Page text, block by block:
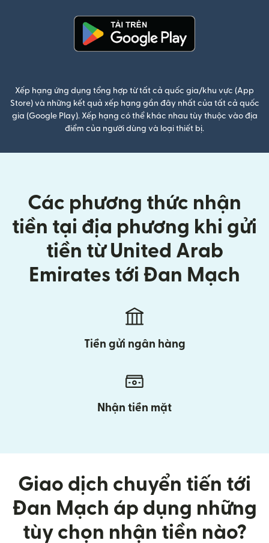
Xếp hạng ứng dụng tổng hợp từ tất cả quốc gia/khu vực (App
Store) và những kết quả xếp hạng gần đây nhất của tất cả quốc
gia (Google Play). Xếp hạng có thể khác nhau tùy thuộc vào địa
điểm của người dùng và loại thiết bị.
Các phương thức nhận
tiền tại địa phương khi gửi
tiền từ United Arab
Emirates tới Đan Mạch
Tiền gửi ngân hàng
Nhận tiền mặt
Giao dịch chuyển tiến tới
Đan Mạch áp dụng những
tùy chọn nhận tiền nào?